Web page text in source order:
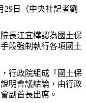
日（中央社記者劉
長江宜樺認為國土保
段強制執行各項國土
行政院組成「國土保
明會議結論，由行政
副首長出席。